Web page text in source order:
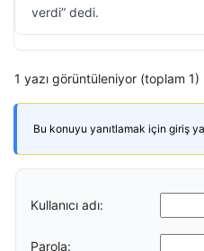
verdi” dedi.
1 yazı görüntüleniyor (toplam 1)
Bu konuyu yanıtlamak için giriş
Kullanıcı adı:
Parola: